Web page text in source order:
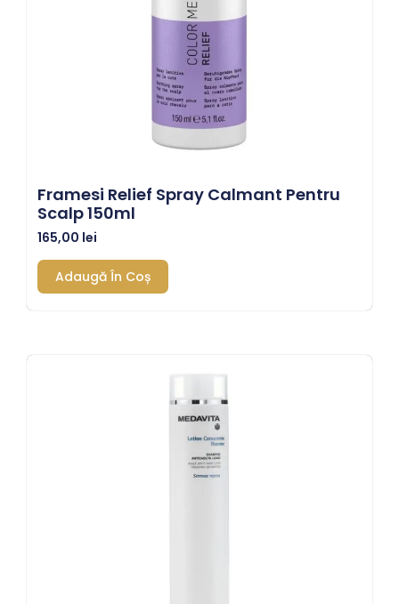
Framesi Relief Spray Calmant Pentru
Scalp 150ml
165,00 lei
Adaugă În Coș